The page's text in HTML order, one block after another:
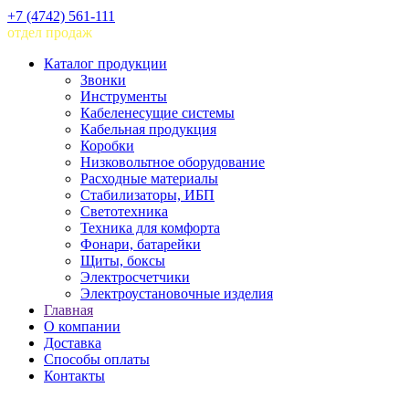
+7 (4742) 561-111
отдел продаж
Каталог продукции
Звонки
Инструменты
Кабеленесущие системы
Кабельная продукция
Коробки
Низковольтное оборудование
Расходные материалы
Стабилизаторы, ИБП
Светотехника
Техника для комфорта
Фонари, батарейки
Щиты, боксы
Электросчетчики
Электроустановочные изделия
Главная
О компании
Доставка
Способы оплаты
Контакты